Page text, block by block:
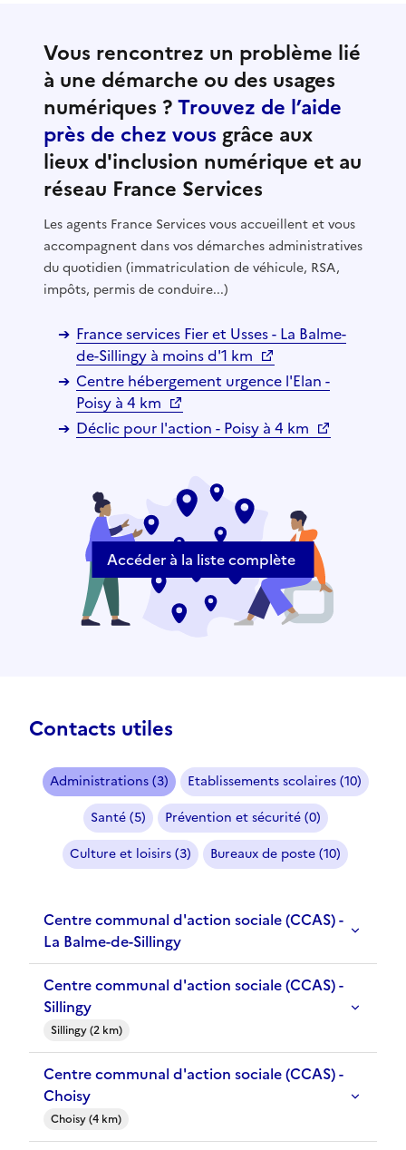
Vous rencontrez un problème lié
à une démarche ou des usages
numériques ?Trouvez de l’aide
près de chez vous grâce aux
lieux d'inclusion numérique et au
réseau France Services
Les agents France Services vous accueillent et vous
accompagnent dans vos démarches administratives
du quotidien (immatriculation de véhicule, RSA,
impôts, permis de conduire...)
France services Fier et Usses - La Balme-
de-Sillingy à moins d'1 km
Centre hébergement urgence l'Elan -
Poisy à 4 km
Déclic pour l'action - Poisy à 4 km
Accéder à la liste complète
Contacts utiles
Administrations (3)
Etablissements scolaires (10)
Santé (5)
Prévention et sécurité (0)
Culture et loisirs (3)
Bureaux de poste (10)
Centre communal d'action sociale (CCAS) -
La Balme-de-Sillingy
Centre communal d'action sociale (CCAS) -
Sillingy
Sillingy (2 km)
Centre communal d'action sociale (CCAS) -
Choisy
Choisy (4 km)